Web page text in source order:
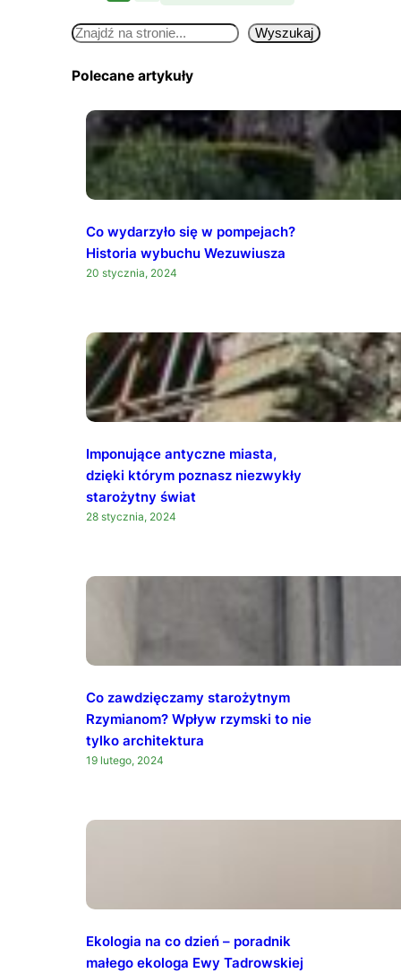
S
a
Wyszukaj
Polecane artykuły
Co wydarzyło się w pompejach?
Historia wybuchu Wezuwiusza
20 stycznia, 2024
Imponujące antyczne miasta,
dzięki którym poznasz niezwykły
starożytny świat
28 stycznia, 2024
Co zawdzięczamy starożytnym
Rzymianom? Wpływ rzymski to nie
tylko architektura
19 lutego, 2024
Ekologia na co dzień – poradnik
małego ekologa Ewy Tadrowskiej